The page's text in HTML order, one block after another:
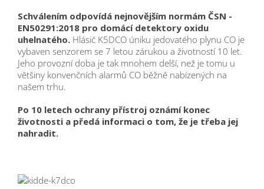
Schválením odpovídá nejnovějším normám ČSN -
EN50291:2018 pro domácí detektory oxidu
uhelnatého. Hlásič K5DCO úniku jedovatého plynu CO je
vybaven senzorem se 7 letou zárukou a životností 10 let.
Jeho provozní doba je tak mnohem delší, než je tomu u
většiny konvenčních alarmů CO běžně nabízených na
našem trhu.
Po 10 letech ochrany přístroj oznámí konec
životnosti a předá informaci o tom, že je třeba jej
nahradit.